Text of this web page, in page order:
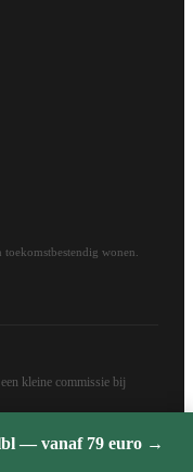
— vanaf 79 euro →
wonen.
kleine commissie bij